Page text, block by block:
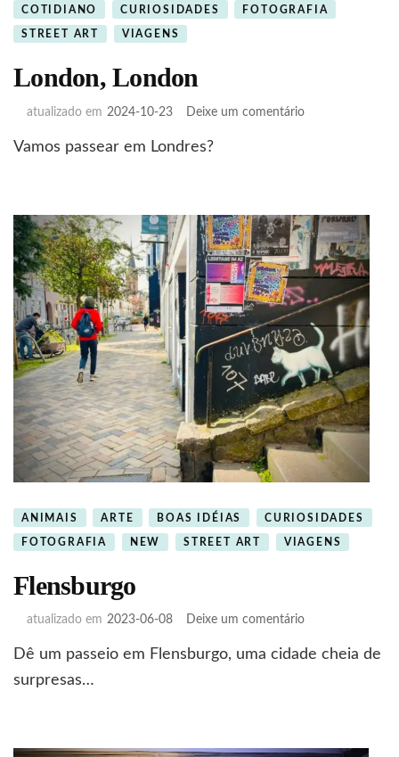
COTIDIANO CURIOSIDADES FOTOGRAFIA
STREET ART VIAGENS
London, London
atualizado em 2024-10-23 Deixe um comentárioem
Vamos passear em Londres?
ANIMAIS ARTE BOAS IDÉIAS CURIOSIDADES
FOTOGRAFIA NEW STREET ART VIAGENS
Flensburgo
atualizado em 2023-06-08 Deixe um comentárioem
Dê um passeio em Flensburgo, uma cidade cheia de
surpresas…